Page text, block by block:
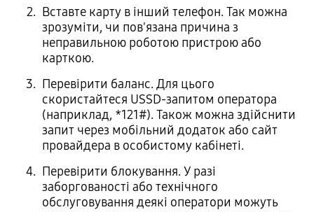
Вставте карту в інший телефон. Так можна
зрозуміти, чи пов'язана причина з
неправильною роботою пристрою або
карткою.
Перевірити баланс. Для цього
скористайтеся USSD-запитом оператора
(наприклад, *121#). Також можна здійснити
запит через мобільний додаток або сайт
провайдера в особистому кабінеті.
Перевірити блокування. У разі
заборгованості або технічного
обслуговування деякі оператори можуть